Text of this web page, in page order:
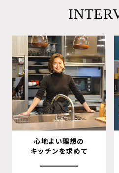
心地よい理想の
キッチンを求めて